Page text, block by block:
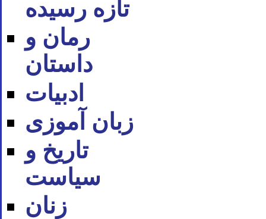
تازه رسیده
رمان و
داستان
ادبیات
زبان آموزی
تاریخ و
سیاست
زنان